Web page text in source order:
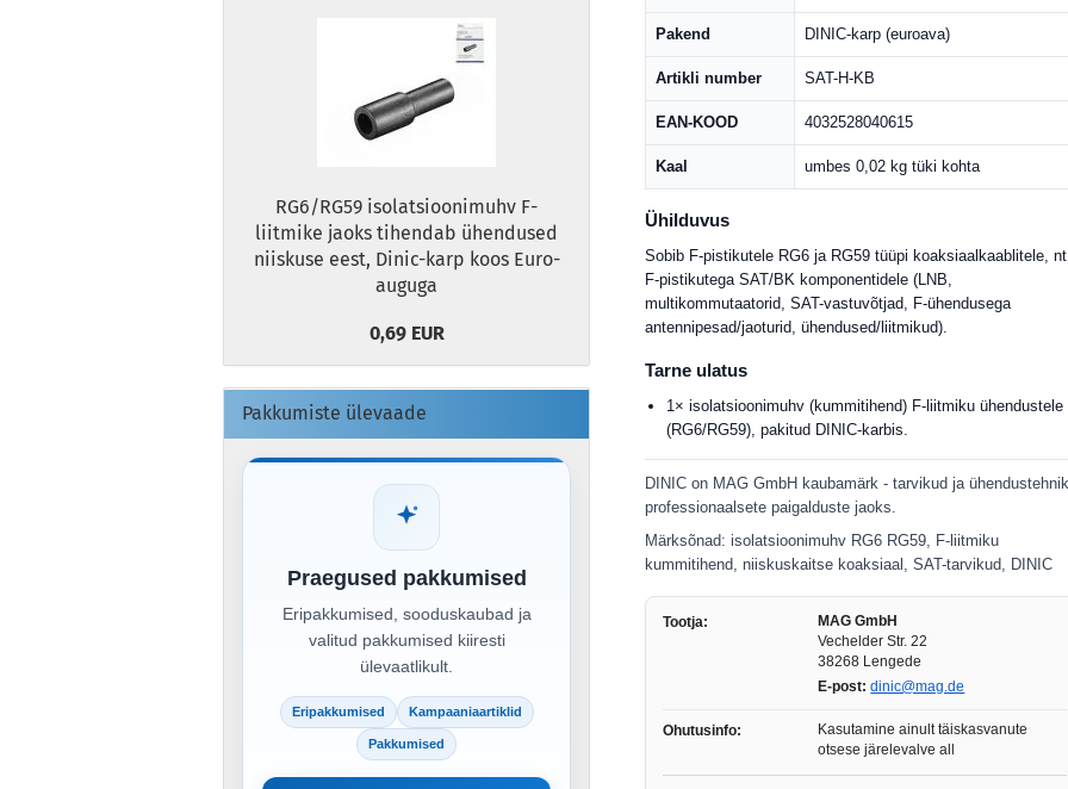
Pakend DINIC-karp (euroava)
Artikli number SAT-H-KB
EAN-KOOD 4032528040615
Kaal umbes 0,02 kg tüki kohta
Ühilduvus
Sobib F-pistikutele RG6 ja RG59 tüüpi koaksiaalkaablitele, nt
F-pistikutega SAT/BK komponentidele (LNB,
multikommutaatorid, SAT-vastuvõtjad, F-ühendusega
antennipesad/jaoturid, ühendused/liitmikud).
Tarne ulatus
1× isolatsioonimuhv (kummitihend) F-liitmiku ühendustele
(RG6/RG59), pakitud DINIC-karbis.
DINIC on MAG GmbH kaubamärk - tarvikud ja
professionaalsete paigalduste jaoks.
Märksõnad: isolatsioonimuhv RG6 RG59, F-liitmiku
kummitihend, niiskuskaitse koaksiaal, SAT-tarvikud, DINIC
Tootja:
MAG GmbH
Vechelder Str. 22
38268 Lengede
E-post: dinic@mag.de
Ohutusinfo:
Kasutamine ainult täiskasvanute
otsese järelevalve all
RG6/RG59 isolatsioonimuhv F-
liitmike jaoks tihendab ühendused
niiskuse eest, Dinic-karp koos Euro-
auguga
0,69 EUR
Pakkumiste ülevaade
Praegused pakkumised
Eripakkumised, sooduskaubad ja
valitud pakkumised kiiresti
ülevaatlikult.
Eripakkumised Kampaaniaartiklid
Pakkumised